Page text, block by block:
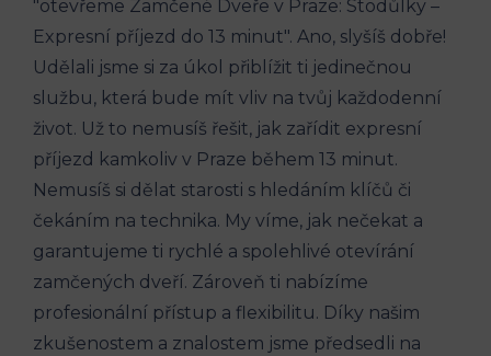
"otevřeme Zamčené ‌Dveře v ⁣Praze: Stodůlky –
Expresní příjezd do 13 minut". Ano, slyšíš dobře!
Udělali jsme si za⁤ úkol přiblížit ⁢ti jedinečnou
službu, která⁣ bude mít vliv na tvůj každodenní
život. ​Už to nemusíš řešit,‍ jak zařídit expresní
⁣příjezd ‌kamkoliv v‌ Praze během 13 ⁣minut.
Nemusíš si dělat starosti s ⁢hledáním klíčů či
čekáním na technika. My víme, jak nečekat‍ a ​
garantujeme ti rychlé a spolehlivé otevírání
zamčených dveří. ⁣Zároveň ti nabízíme
profesionální přístup a flexibilitu. ⁢Díky našim
zkušenostem a znalostem jsme ⁣předsedli‌ na